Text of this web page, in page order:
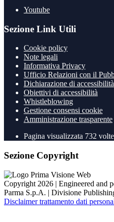
Youtube
Sezione Link Utili
Cookie policy
Note legali
Informativa Privacy
Ufficio Relazioni con il
Dichiarazione di accessibilità
Obiettivi di accessibilità
Whistleblowing
Gestione consensi cookie
Amministrazione trasparente
Pagina visualizzata 732 volte
Sezione Copyright
Copyright 2026 | Engineered and
Parma S.p.A. | Divisione
Disclaimer trattamento dati